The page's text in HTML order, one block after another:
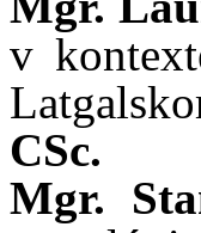
v
CSc.
Mgr.